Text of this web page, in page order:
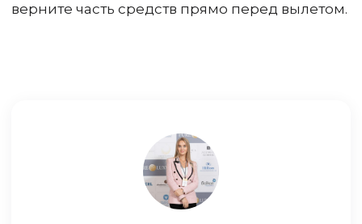
верните часть средств прямо перед вылетом.